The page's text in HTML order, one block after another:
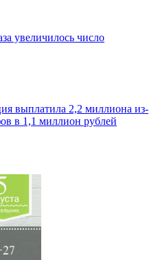
увеличилось число
выплатила 2,2 миллиона из-
в 1,1 миллион рублей